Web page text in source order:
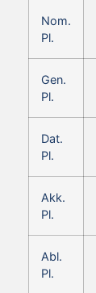
Nom.
Pl.
Gen.
Pl.
Dat.
Pl.
Akk.
Pl.
Abl.
Pl.